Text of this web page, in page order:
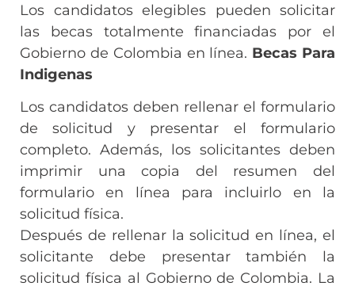
Los candidatos elegibles pueden solicitar
las becas totalmente financiadas por el
Gobierno de Colombia en línea. Becas Para
Indigenas
Los candidatos deben rellenar el formulario
de solicitud y presentar el formulario
completo. Además, los solicitantes deben
imprimir una copia del resumen del
formulario en línea para incluirlo en la
solicitud física.
Después de rellenar la solicitud en línea, el
solicitante debe presentar también la
solicitud física al Gobierno de Colombia. La